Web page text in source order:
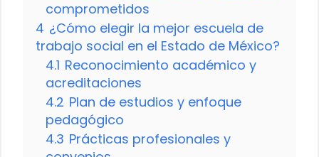
comprometidos
4 ¿Cómo elegir la mejor escuela de
trabajo social en el Estado de México?
4.1 Reconocimiento académico y
acreditaciones
4.2 Plan de estudios y enfoque
pedagógico
4.3 Prácticas profesionales y